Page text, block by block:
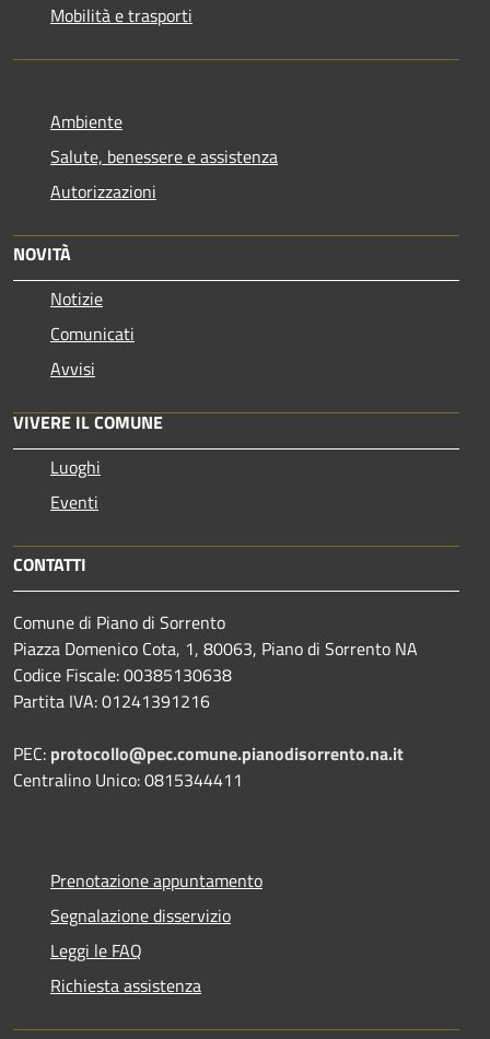
Mobilità e trasporti
Ambiente
Salute, benessere e assistenza
Autorizzazioni
NOVITÀ
Notizie
Comunicati
Avvisi
VIVERE IL COMUNE
Luoghi
Eventi
CONTATTI
Comune di Piano di Sorrento
Piazza Domenico Cota, 1, 80063, Piano di Sorrento NA
Codice Fiscale: 00385130638
Partita IVA: 01241391216
PEC: protocollo@pec.comune.pianodisorrento.na.it
Centralino Unico: 0815344411
Prenotazione appuntamento
Segnalazione disservizio
Leggi le FAQ
Richiesta assistenza